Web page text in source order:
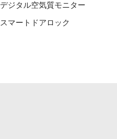
デジタル空気質モニター
スマートドアロック